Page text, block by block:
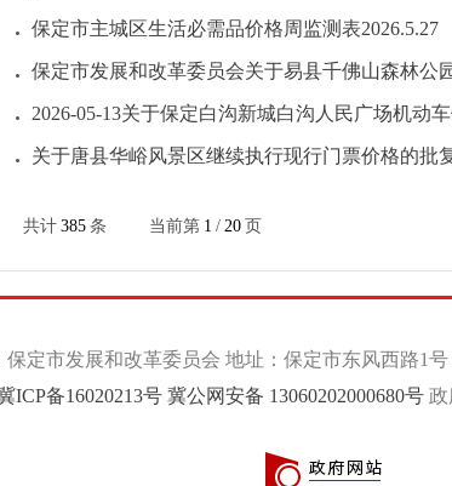
保定市主城区生活必需品价格周监测表2026.5.27
保定市发展和改革委员会关于易县千佛山森林公
2026-05-13关于保定白沟新城白沟人民广场机动
关于唐县华峪风景区继续执行现行门票价格的批
共计 385 条 当前第 1 / 20 页
保定市发展和改革委员会 地址：保定市东风西路1号
ICP备16020213号 冀公网安备 13060202000680号政